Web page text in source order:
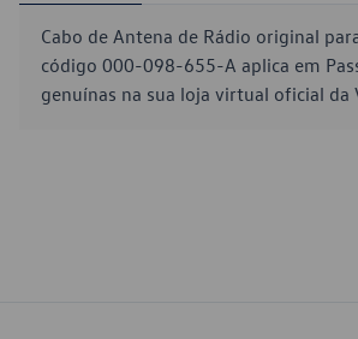
Cabo de Antena de Rádio original
código 000-098-655-A aplica em
genuínas na sua loja virtual oficial da